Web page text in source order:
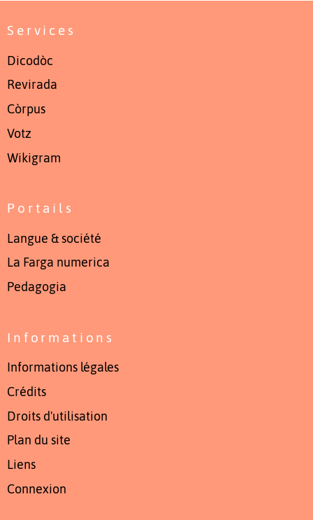
Services
Dicodòc
Revirada
Còrpus
Votz
Wikigram
Portails
Langue & société
La Farga numerica
Pedagogia
Informations
Informations légales
Crédits
Droits d'utilisation
Plan du site
Liens
Connexion